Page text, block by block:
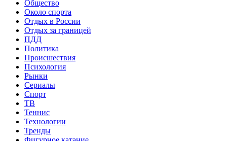
Общество
Около спорта
Отдых в России
Отдых за границей
ПДД
Политика
Происшествия
Психология
Рынки
Сериалы
Спорт
ТВ
Теннис
Технологии
Тренды